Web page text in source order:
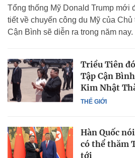
Tổng thống Mỹ Donald Trump mới
tiết về chuyến công du Mỹ của
Cận Bình sẽ diễn ra trong năm nay.
THẾ GIỚI
Triều Tiên
Tập Cận
Kim Nhật
Hàn Quốc
có thể thăm
tới